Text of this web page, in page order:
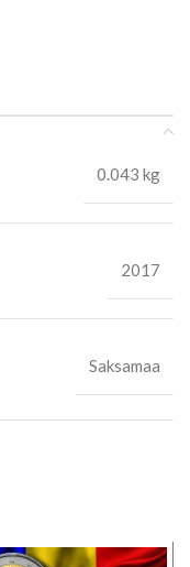
0.043 kg
2017
Saksamaa